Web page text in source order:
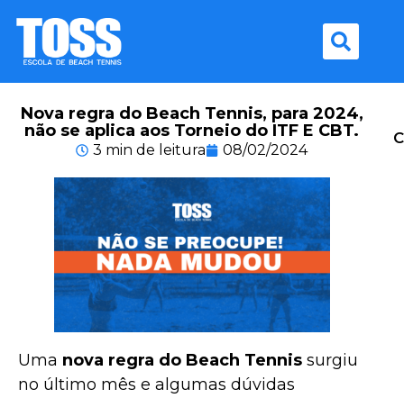
Nova regra do Beach Tennis, para 2024,
não se aplica aos Torneio do ITF E CBT.
3 min de leitura 08/02/2024
Uma nova regra do Beach Tennis surgiu
no último mês e algumas dúvidas